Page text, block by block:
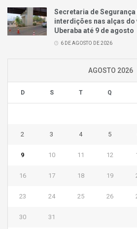
Secretaria de
interdições nas alças do
Uberaba até 9 de agosto
6 DE AGOSTO DE 2026
AGOSTO 2026
D S T Q
2 3 4 5
9 10 11 12
16 17 18 19
23 24 25 26
30 31